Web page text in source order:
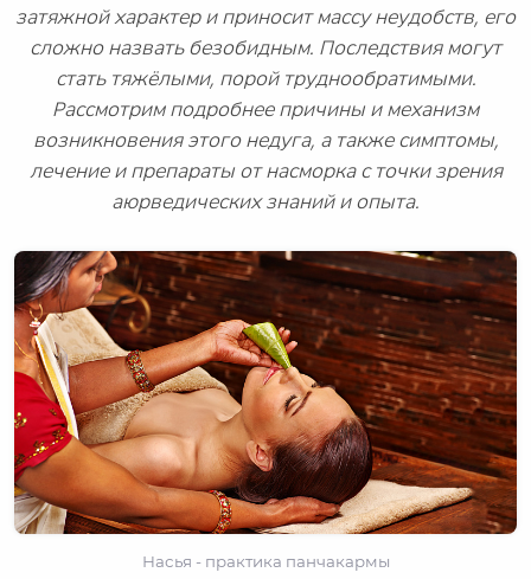
затяжной характер и приносит массу неудобств, его
сложно назвать безобидным. Последствия могут
стать тяжёлыми, порой труднообратимыми.
Рассмотрим подробнее причины и механизм
возникновения этого недуга, а также симптомы,
лечение и препараты от насморка с точки зрения
аюрведических знаний и опыта.
Насья - практика панчакармы